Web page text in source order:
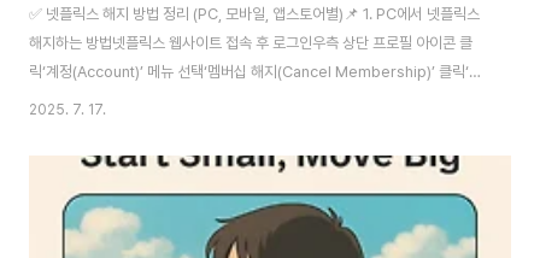
✅ 넷플릭스 해지 방법 정리 (PC, 모바일, 앱스토어별)📌 1. PC에서 넷플릭스
해지하는 방법넷플릭스 웹사이트 접속 후 로그인우측 상단 프로필 아이콘 클
릭‘계정(Account)’ 메뉴 선택‘멤버십 해지(Cancel Membership)’ 클릭‘해
지 완료(Finish Cancellation)’ 선택 → 끝!💡 해지 후 남은 결제일자까지는
플릭스 앱 또는 브라우저 로그인우측 상단 메뉴(☰) → 계정(Account) 클릭하
앱스토어/플레이스토어에서 구독한 경우아이폰(iOS): 설정 → Apple ID →
구독 → 넷플릭스 → 구독 취소안..
2025. 7. 17.